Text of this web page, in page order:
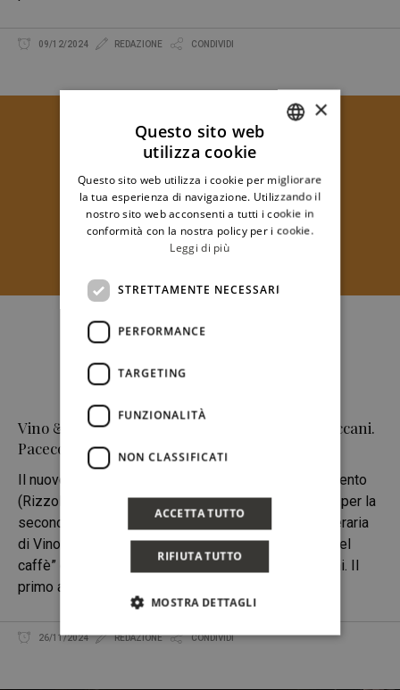
09/12/2024 REDAZIONE CONDIVIDI
Vino & Libri: Agata del Vento, di Francesca Maccani.
Paceco (Tp), domenica 1 dicembre, ore 18.00
Il nuovo romanzo di Francesca Maccani, Agata del vento
(Rizzoli), incontrerà i vini della Cantina Colosi. Torna per la
seconda edizione l’originale degustazione eno-letteraria
di Vino&Libri organizzata dall'Enoteca “La bottega del
caffè” di Paceco (TP) con l'AIS provinciale di Trapani. Il
primo appuntamento di questa
26/11/2024 REDAZIONE CONDIVIDI
ENGLISH
×
Questo sito web
utilizza cookie
Questo sito web utilizza i cookie per migliorare
la tua esperienza di navigazione. Utilizzando il
nostro sito web acconsenti a tutti i cookie in
conformità con la nostra policy per i cookie.
Leggi di più
STRETTAMENTE NECESSARI
PERFORMANCE
TARGETING
FUNZIONALITÀ
NON CLASSIFICATI
ACCETTA TUTTO
RIFIUTA TUTTO
MOSTRA DETTAGLI